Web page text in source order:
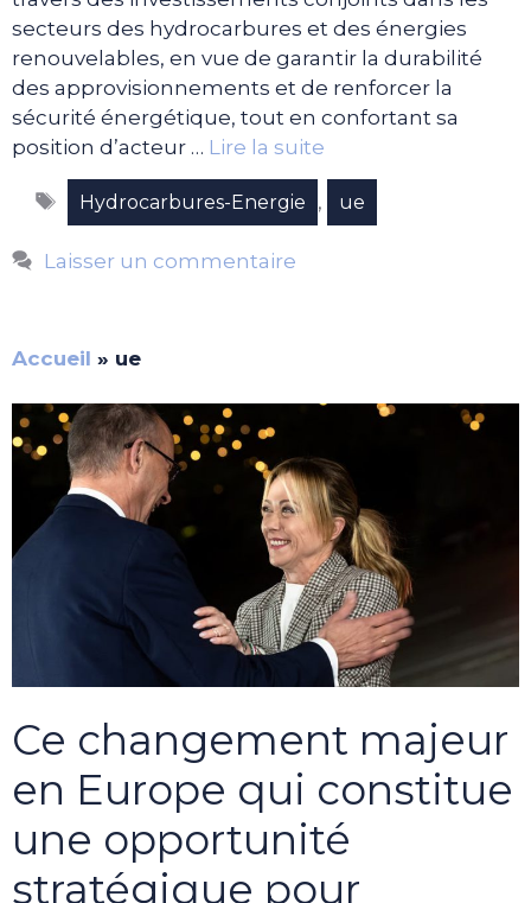
secteurs des hydrocarbures et des énergies
renouvelables, en vue de garantir la durabilité
des approvisionnements et de renforcer la
sécurité énergétique, tout en confortant sa
position d’acteur … Lire la suite
Étiquettes
Hydrocarbures-Energie , ue
Laisser un commentaire
Accueil » ue
Ce changement majeur
en Europe qui constitue
une opportunité
stratégique pour